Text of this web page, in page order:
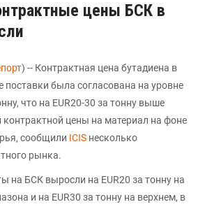
цены БСК в
) -- Контрактная цена бутадиена в
поставки была согласована на уровне
что на EUR20-30 за тонну выше
контрактной цены на материал на фоне
сообщили ICIS несколько
рынка.
на БСК выросли на EUR20 за тонну на
и на EUR30 за тонну на верхнем, в